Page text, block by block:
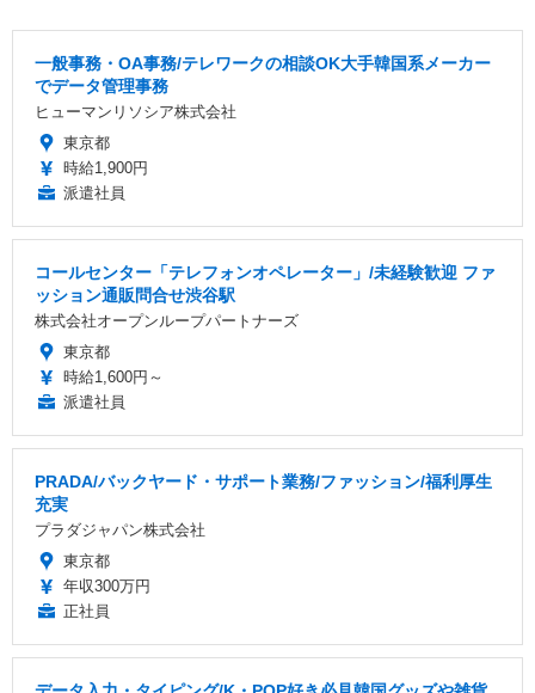
一般事務・OA事務/テレワークの相談OK大手韓国系メーカー
でデータ管理事務
ヒューマンリソシア株式会社
東京都
時給1,900円
派遣社員
コールセンター「テレフォンオペレーター」/未経験歓迎 ファ
ッション通販問合せ渋谷駅
株式会社オープンループパートナーズ
東京都
時給1,600円～
派遣社員
PRADA/バックヤード・サポート業務/ファッション/福利厚生
充実
プラダジャパン株式会社
東京都
年収300万円
正社員